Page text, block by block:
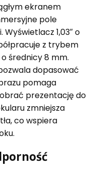
ekranem
pole
1,03″ o
z trybem
średnicy 8 mm.
dopasować
pomaga
prezentację do
zmniejsza
co wspiera